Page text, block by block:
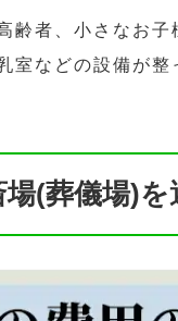
齢者、小さなお
室などの設備が
(葬儀場)を